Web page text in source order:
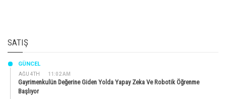
SATIŞ
AĞU 4TH 11:02 AM
GÜNCEL
Gayrimenkulün Değerine Giden Yolda Yapay Zeka Ve Robotik Öğrenme
Başlıyor